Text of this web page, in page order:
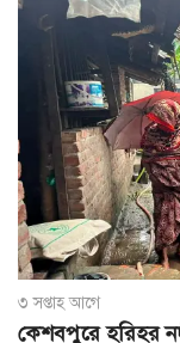
৩ সপ্তাহ আগে
কেশবপুরে হরিহর